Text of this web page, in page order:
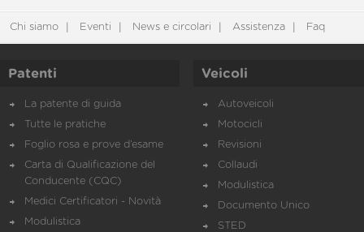
Chi siamo Eventi News e circolari Assistenza Faq
Patenti
La patente di guida
Tutte le pratiche
Foglio rosa e prove d’esame
Carta di Qualificazione del
Conducente (CQC)
Medici Certificatori - Novità
Modulistica
Veicoli
Autoveicoli
Motocicli
Revisioni
Collaudi
Modulistica
Documento Unico
STED